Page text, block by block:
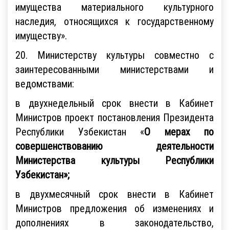
имущества материального культурного
наследия, относящихся к государственному
имуществу».
20. Министерству культуры совместно с
заинтересованными министерствами и
ведомствами:
в двухнедельный срок внести в Кабинет
Министров проект постановления Президента
Республики Узбекистан «О мерах по
совершенствованию деятельности
Министерства культуры Республики
Узбекистан»;
в двухмесячный срок внести в Кабинет
Министров предложения об изменениях и
дополнениях в законодательство,